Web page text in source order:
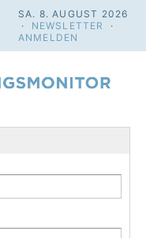
SA. 8. AUGUST 2026
· NEWSLETTER
·
ANMELDEN